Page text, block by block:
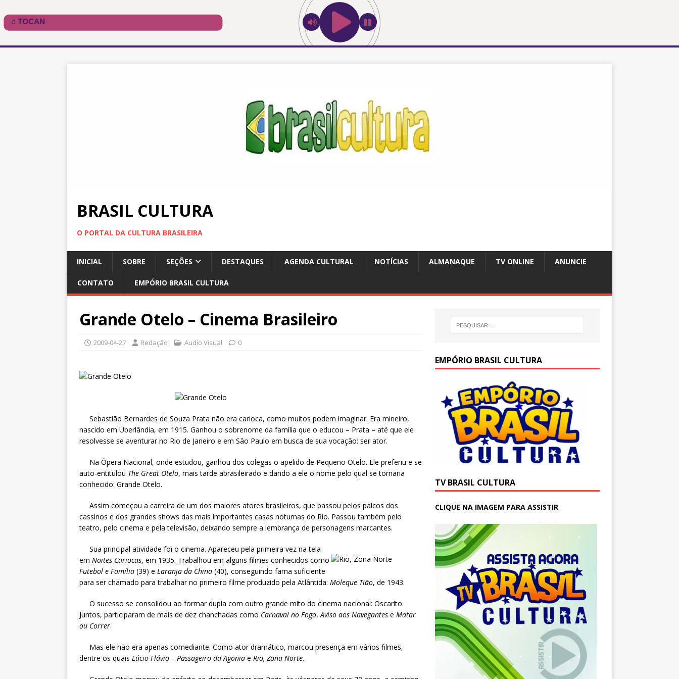
BRASIL CULTURA
O PORTAL DA CULTURA BRASILEIRA
INICIAL SOBRE SEÇÕES DESTAQUES AGENDA CULTURAL NOTÍCIAS ALMANAQUE TV ONLINE ANUNCIE
CONTATO EMPÓRIO BRASIL CULTURA
Grande Otelo – Cinema Brasileiro
2009-04-27 Redação Audio Visual 0
Sebastião Bernardes de Souza Prata não era carioca, como muitos podem imaginar. Era mineiro,
nascido em Uberlândia, em 1915. Ganhou o sobrenome da família que o educou – Prata – até que ele
resolvesse se aventurar no Rio de Janeiro e em São Paulo em busca de sua vocação: ser ator.
Na Ópera Nacional, onde estudou, ganhou dos colegas o apelido de Pequeno Otelo. Ele preferiu e se
auto-entitulou The Great Otelo, mais tarde abrasileirado e dando a ele o nome pelo qual se tornaria
conhecido: Grande Otelo.
Assim começou a carreira de um dos maiores atores brasileiros, que passou pelos palcos dos
cassinos e dos grandes shows das mais importantes casas noturnas do Rio. Passou também pelo
teatro, pelo cinema e pela televisão, deixando sempre a lembrança de personagens marcantes.
Sua principal atividade foi o cinema. Apareceu pela primeira vez na tela
em Noites Cariocas, em 1935. Trabalhou em alguns filmes conhecidos como
Futebol e Família (39) e Laranja da China (40), conseguindo fama suficiente
para ser chamado para trabalhar no primeiro filme produzido pela Atlântida: Moleque Tião, de 1943.
O sucesso se consolidou ao formar dupla com outro grande mito do cinema nacional: Oscarito.
Juntos, participaram de mais de dez chanchadas como Carnaval no Fogo,Aviso aos Navegantes e Matar
ou Correr.
Mas ele não era apenas comediante. Como ator dramático, marcou presença em vários filmes,
dentre os quais Lúcio Flávio – Passageiro da Agonia e Rio, Zona Norte.
EMPÓRIO BRASIL CULTURA
TV BRASIL CULTURA
CLIQUE NA IMAGEM PARA ASSISTIR